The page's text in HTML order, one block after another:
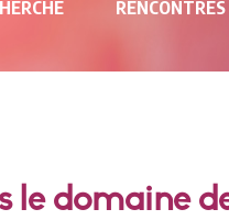
le domaine